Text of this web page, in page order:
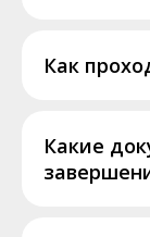
Как
Какие